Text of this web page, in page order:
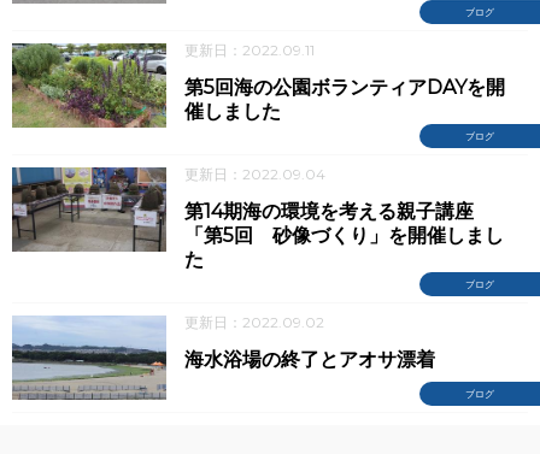
ブログ
更新日：2022.09.11
ブログ
第5回海の公園ボランティアDAYを開
催しました
更新日：2022.09.04
ブログ
第14期海の環境を考える親子講座
「第5回 砂像づくり」を開催しまし
た
更新日：2022.09.02
ブログ
海水浴場の終了とアオサ漂着